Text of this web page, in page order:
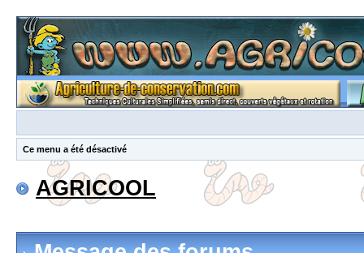
Ce menu a été désactivé
AGRICOOL